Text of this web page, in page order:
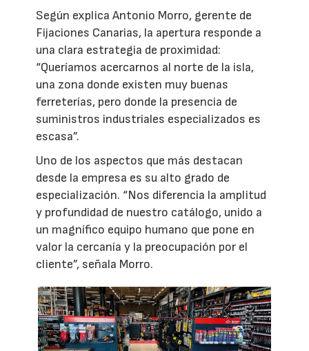
Según explica Antonio Morro, gerente de
Fijaciones Canarias, la apertura responde a
una clara estrategia de proximidad:
“Queríamos acercarnos al norte de la isla,
una zona donde existen muy buenas
ferreterías, pero donde la presencia de
suministros industriales especializados es
escasa”.
Uno de los aspectos que más destacan
desde la empresa es su alto grado de
especialización. “Nos diferencia la amplitud
y profundidad de nuestro catálogo, unido a
un magnífico equipo humano que pone en
valor la cercanía y la preocupación por el
cliente”, señala Morro.